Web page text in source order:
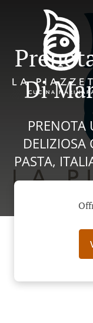
Di
PRENOTA
DELIZIOSA
PASTA,